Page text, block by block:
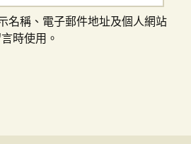
名稱、電子郵件地址及個人網站
時使用。